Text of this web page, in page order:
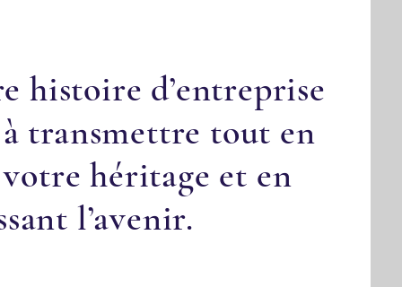
histoire d’entreprise
transmettre tout en
héritage et en
l’avenir.